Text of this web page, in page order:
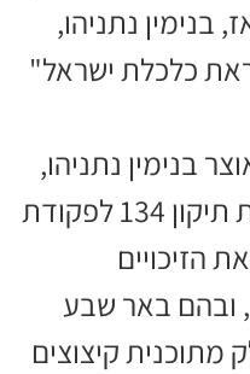
בנימין נתניהו,
כלכלת ישראל"
האוצר בנימין נתניהו,
בממשלת אריאל שרון, את תיקון 134 לפקודת
הזיכויים
ובהם באר שבע
מתוכנית קיצוצים